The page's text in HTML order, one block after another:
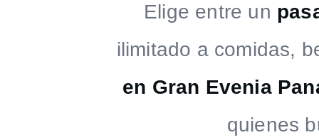
Elige entre un
ilimitado a comidas,
en Gran Evenia
quienes